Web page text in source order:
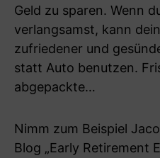
Geld zu sparen. Wenn
verlangsamst, kann
zufriedener und
statt Auto benutzen.
abgepackte…
Nimm zum Beispiel
Blog „Early Retirement